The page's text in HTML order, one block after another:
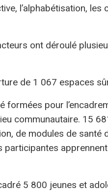
l’alphabétisation,
ont déroulé
de 1 067 espaces
formées pour
communautaire. 15
de modules de
participantes
5 800 jeunes et